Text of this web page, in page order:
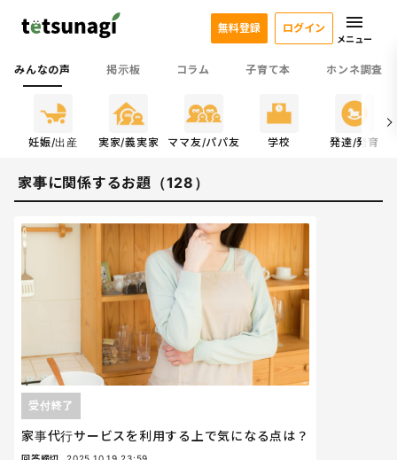
みんなの声 掲示板 コラム 子育て本 ホンネ調査
無料登録 ログイン
メニュー
妊娠/出産 実家/義実家 ママ友/パパ友 学校 発達/発育
家事に関係するお題（128）
家事代行サービスを利用する上で気になる点は？
受付終了
回答締切
2025.10.19 23:59